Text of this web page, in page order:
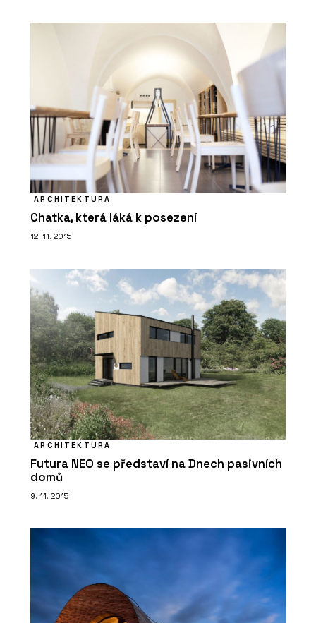
ARCHITEKTURA
Chatka, která láká k posezení
12. 11. 2015
ARCHITEKTURA
Futura NEO se představí na Dnech pasivních
domů
9. 11. 2015